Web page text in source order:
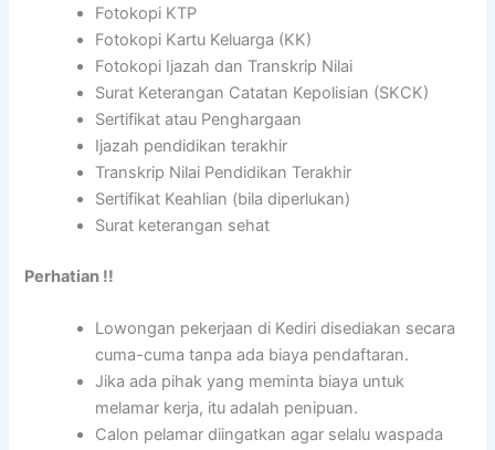
Fotokopi KTP
Fotokopi Kartu Keluarga (KK)
Fotokopi Ijazah dan Transkrip Nilai
Surat Keterangan Catatan Kepolisian (SKCK)
Sertifikat atau Penghargaan
Ijazah pendidikan terakhir
Transkrip Nilai Pendidikan Terakhir
Sertifikat Keahlian (bila diperlukan)
Surat keterangan sehat
Perhatian !!
Lowongan pekerjaan di Kediri disediakan secara
cuma-cuma tanpa ada biaya pendaftaran.
Jika ada pihak yang meminta biaya untuk
melamar kerja, itu adalah penipuan.
Calon pelamar diingatkan agar selalu waspada